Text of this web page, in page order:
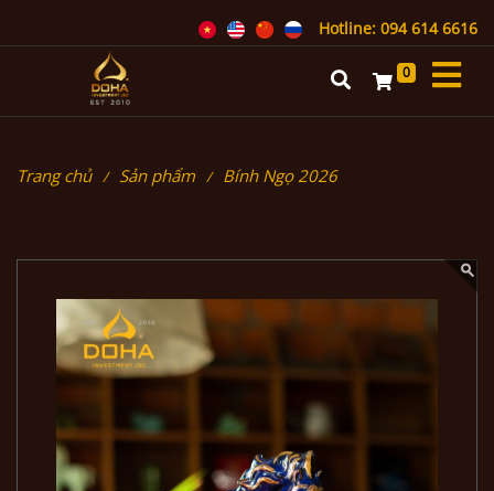
Hotline: 094 614 6616
0
Trang chủ Sản phẩm Bính Ngọ 2026